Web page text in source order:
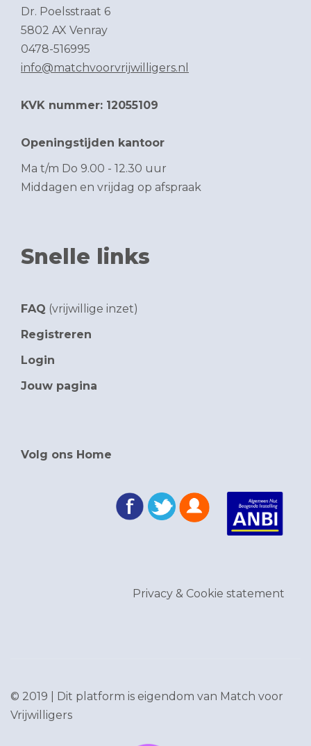
Dr. Poelsstraat 6
5802 AX Venray
0478-516995
info@matchvoorvrijwilligers.nl
KVK nummer: 12055109
Openingstijden kantoor
Ma t/m Do 9.00 - 12.30 uur
Middagen en vrijdag op afspraak
Snelle links
FAQ (vrijwillige inzet)
Registreren
Login
Jouw pagina
Volg ons Home
Privacy & Cookie statement
© 2019 | Dit platform is eigendom van Match voor
Vrijwilligers